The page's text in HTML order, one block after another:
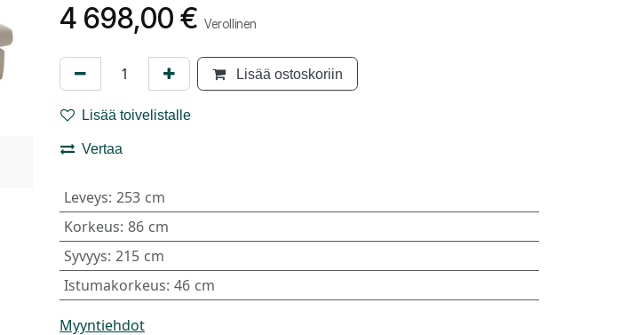
4 698,00 € Verollinen
Lisää ostoskoriin
Lisää toivelistalle
Vertaa
Leveys: 253 cm
Korkeus: 86 cm
Syvyys: 215 cm
Istumakorkeus: 46 cm
Myyntiehdot